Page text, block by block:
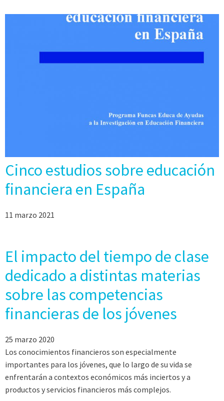
Cinco estudios sobre educación
financiera en España
11 marzo 2021
El impacto del tiempo de clase
dedicado a distintas materias
sobre las competencias
financieras de los jóvenes
25 marzo 2020
Los conocimientos financieros son especialmente
importantes para los jóvenes, que lo largo de su vida se
enfrentarán a contextos económicos más inciertos y a
productos y servicios financieros más complejos.